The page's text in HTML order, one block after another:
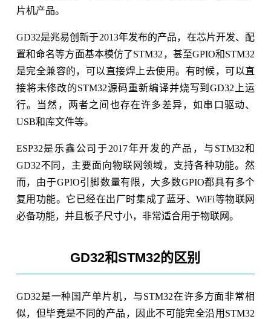
片机产品。
GD32是兆易创新于2013年发布的产品，在芯片开发、配
置和命名等方面基本模仿了STM32，甚至GPIO和STM32
是完全兼容的，可以直接焊上去使用。有时候，可以直
接将未修改的STM32源码重新编译并烧写到GD32上运
行。当然，两者之间也存在许多差异，如串口驱动、
USB和库文件等。
ESP32是乐鑫公司于2017年开发的产品，与STM32和
GD32不同，主要面向物联网领域，支持各种功能。然
而，由于GPIO引脚数量有限，大多数GPIO都具有多个
复用功能。它已经在出厂时集成了蓝牙、WiFi等物联网
必备功能，并且板子尺寸小，非常适合用于物联网。
GD32和STM32的区别
GD32是一种国产单片机，与STM32在许多方面非常相
似，但毕竟是不同的产品，因此不可能完全沿用STM32